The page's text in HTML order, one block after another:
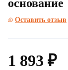
основание
Оставить отзыв
1 893 ₽